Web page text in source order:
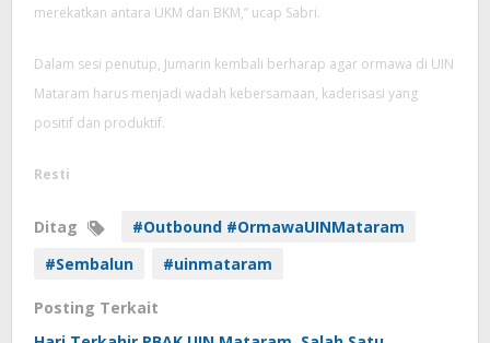
merekatkan antara UKM dan BKM,” ucap Sabri.
Dalam sesi penutup, Jumarin kembali berharap agar ormawa di UIN
Mataram harus menjadi wadah kebersamaan, kaderisasi yang
positif dan produktif.
Resti
Ditag
#Outbound #OrmawaUINMataram
#Sembalun
#uinmataram
Posting Terkait